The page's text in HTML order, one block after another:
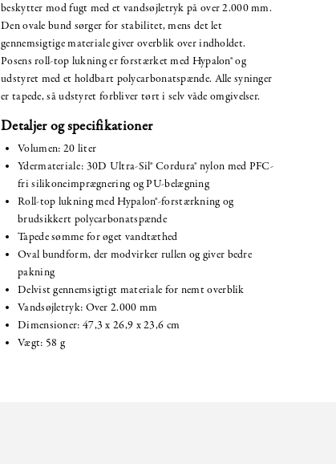
beskytter mod fugt med et vandsøjletryk på over 2.000 mm.
Den ovale bund sørger for stabilitet, mens det let
gennemsigtige materiale giver overblik over indholdet.
Posens roll-top lukning er forstærket med Hypalon® og
udstyret med et holdbart polycarbonatspænde. Alle syninger
er tapede, så udstyret forbliver tørt i selv våde omgivelser.
Detaljer og specifikationer
Volumen: 20 liter
Ydermateriale: 30D Ultra-Sil® Cordura® nylon med PFC-
fri silikoneimprægnering og PU-belægning
Roll-top lukning med Hypalon®-forstærkning og
brudsikkert polycarbonatspænde
Tapede sømme for øget vandtæthed
Oval bundform, der modvirker rullen og giver bedre
pakning
Delvist gennemsigtigt materiale for nemt overblik
Vandsøjletryk: Over 2.000 mm
Dimensioner: 47,3 x 26,9 x 23,6 cm
Vægt: 58 g